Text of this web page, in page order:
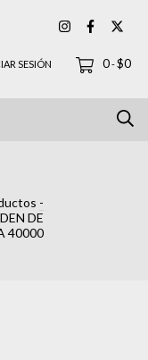
SESIÓN 0-$0
-
DE
40000